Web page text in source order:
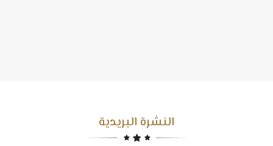
النشرة البريدية